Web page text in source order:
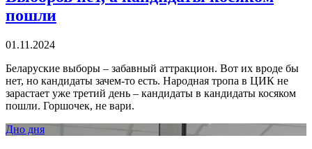
пошли
01.11.2024
Беларуские выборы – забавный аттракцион. Вот их вроде бы
нет, но кандидаты зачем-то есть. Народная тропа в ЦИК не
зарастает уже третий день – кандидаты в кандидаты косяком
пошли. Горшочек, не вари.
Дно дня